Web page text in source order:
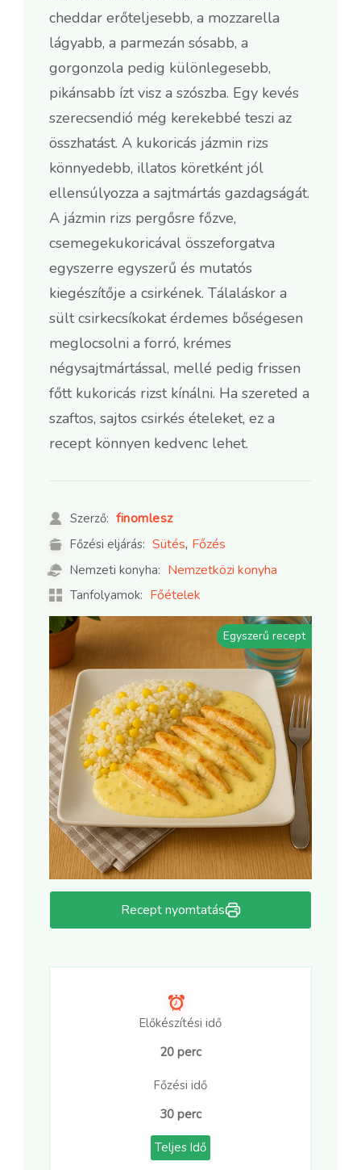
cheddar erőteljesebb, a mozzarella
lágyabb, a parmezán sósabb, a
gorgonzola pedig különlegesebb,
pikánsabb ízt visz a szószba. Egy kevés
szerecsendió még kerekebbé teszi az
összhatást. A kukoricás jázmin rizs
könnyedebb, illatos köretként jól
ellensúlyozza a sajtmártás gazdagságát.
A jázmin rizs pergősre főzve,
csemegekukoricával összeforgatva
egyszerre egyszerű és mutatós
kiegészítője a csirkének. Tálaláskor a
sült csirkecsíkokat érdemes bőségesen
meglocsolni a forró, krémes
négysajtmártással, mellé pedig frissen
főtt kukoricás rizst kínálni. Ha szereted a
szaftos, sajtos csirkés ételeket, ez a
recept könnyen kedvenc lehet.
Szerző: finomlesz
Főzési eljárás: Sütés, Főzés
Nemzeti konyha: Nemzetközi konyha
Tanfolyamok: Főételek
Recept nyomtatás
Egyszerű recept
Előkészítési idő
20 perc
Főzési idő
30 perc
Teljes Idő